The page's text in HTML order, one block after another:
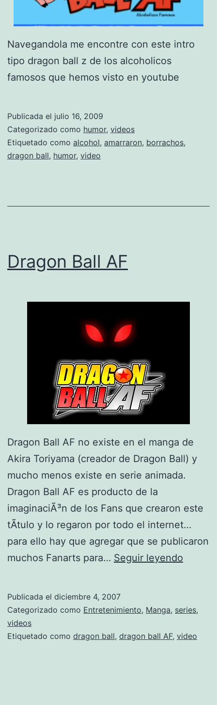
e
Navegandola me encontre con este intro
tipo dragon ball z de los alcoholicos
famosos que hemos visto en youtube
Publicada el julio 16, 2009
Categorizado como humor, videos
Etiquetado como alcohol, amarraron, borrachos,
dragon ball, humor, video
Dragon Ball AF
Dragon Ball AF no existe en el manga de
Akira Toriyama (creador de Dragon Ball) y
mucho menos existe en serie animada.
Dragon Ball AF es producto de la
imaginaciÃ³n de los Fans que crearon este
tÃ­tulo y lo regaron por todo el internet…
para ello hay que agregar que se publicaron
muchos Fanarts para… Seguir leyendo
g
n
Publicada el diciembre 4, 2007
Categorizado como Entretenimiento, Manga, series,
videos
Etiquetado como dragon ball, dragon ball AF, video